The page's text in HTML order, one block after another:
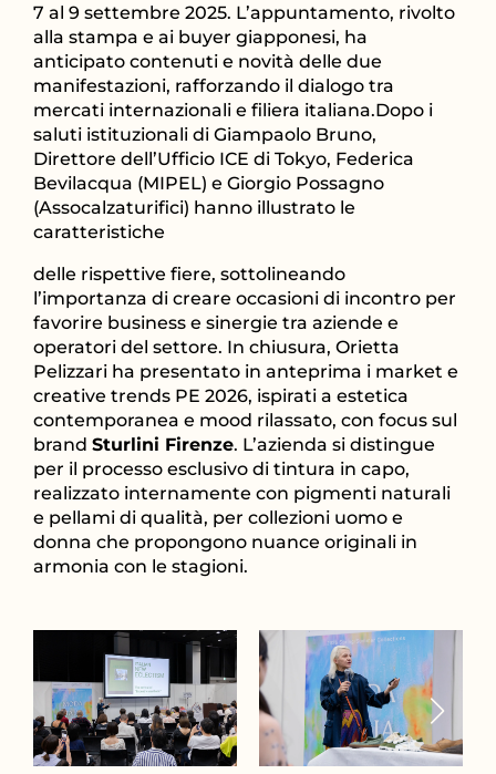
7 al 9 settembre 2025. L’appuntamento, rivolto
alla stampa e ai buyer giapponesi, ha
anticipato contenuti e novità delle due
manifestazioni, rafforzando il dialogo tra
mercati internazionali e filiera italiana.Dopo i
saluti istituzionali di Giampaolo Bruno,
Direttore dell’Ufficio ICE di Tokyo, Federica
Bevilacqua (MIPEL) e Giorgio Possagno
(Assocalzaturifici) hanno illustrato le
caratteristiche
delle rispettive fiere, sottolineando
l’importanza di creare occasioni di incontro per
favorire business e sinergie tra aziende e
operatori del settore. In chiusura, Orietta
Pelizzari ha presentato in anteprima i market e
creative trends PE 2026, ispirati a estetica
contemporanea e mood rilassato, con focus sul
brand Sturlini Firenze. L’azienda si distingue
per il processo esclusivo di tintura in capo,
realizzato internamente con pigmenti naturali
e pellami di qualità, per collezioni uomo e
donna che propongono nuance originali in
armonia con le stagioni.